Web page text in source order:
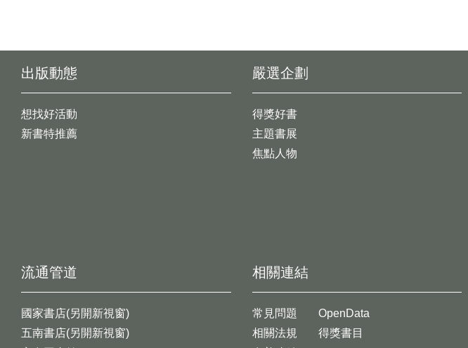
出版動態
想找好活動
新書特推薦
嚴選企劃
得獎好書
主題書展
焦點人物
流通管道
國家書店(另開新視窗)
五南書店(另開新視窗)
相關連結
常見問題
相關法規
OpenData
得獎書目